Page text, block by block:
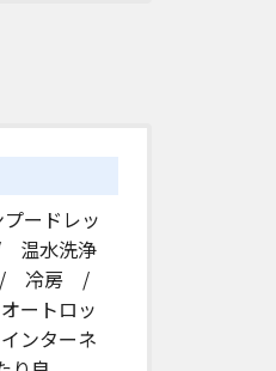
ードレッ
水洗浄
/ 冷房 /
トロッ
ターネ